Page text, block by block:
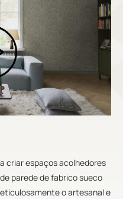
criar espaços acolhedores
parede de fabrico sueco
o artesanal e